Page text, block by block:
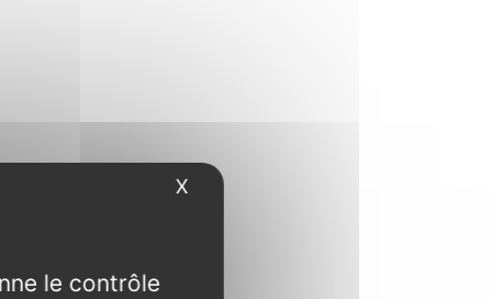
le contrôle
X Masquer le bandeau des cookies